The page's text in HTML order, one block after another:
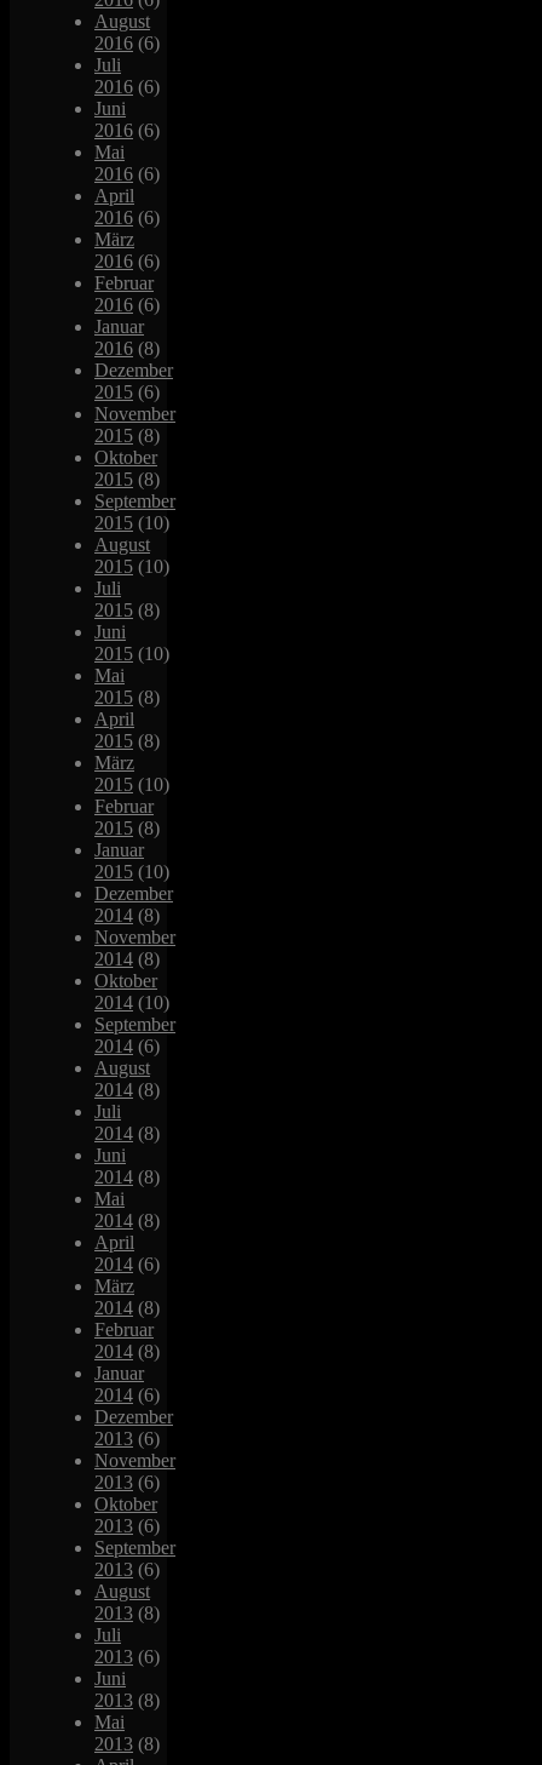
August
2016 (6)
Juli
2016 (6)
Juni
2016 (6)
Mai
2016 (6)
April
2016 (6)
März
2016 (6)
Februar
2016 (6)
Januar
2016 (8)
Dezember
2015 (6)
November
2015 (8)
Oktober
2015 (8)
September
2015 (10)
August
2015 (10)
Juli
2015 (8)
Juni
2015 (10)
Mai
2015 (8)
April
2015 (8)
März
2015 (10)
Februar
2015 (8)
Januar
2015 (10)
Dezember
2014 (8)
November
2014 (8)
Oktober
2014 (10)
September
2014 (6)
August
2014 (8)
Juli
2014 (8)
Juni
2014 (8)
Mai
2014 (8)
April
2014 (6)
März
2014 (8)
Februar
2014 (8)
Januar
2014 (6)
Dezember
2013 (6)
November
2013 (6)
Oktober
2013 (6)
September
2013 (6)
August
2013 (8)
Juli
2013 (6)
Juni
2013 (8)
Mai
2013 (8)